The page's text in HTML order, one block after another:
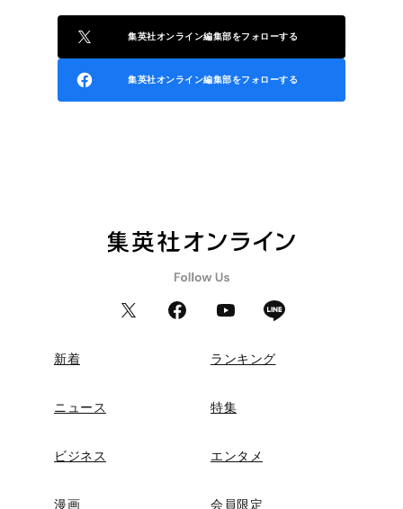
集英社オンライン編集部をフォローする
集英社オンライン編集部をフォローする
新着 ランキング
ニュース 特集
ビジネス エンタメ
漫画 会員限定